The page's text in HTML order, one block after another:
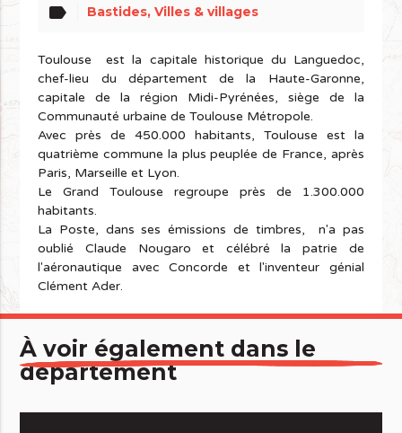
label Bastides, Villes & villages
Toulouse est la capitale historique du Languedoc,
chef-lieu du département de la Haute-Garonne,
capitale de la région Midi-Pyrénées, siège de la
Communauté urbaine de Toulouse Métropole.
Avec près de 450.000 habitants, Toulouse est la
quatrième commune la plus peuplée de France, après
Paris, Marseille et Lyon.
Le Grand Toulouse regroupe près de 1.300.000
habitants.
La Poste, dans ses émissions de timbres, n'a pas
oublié Claude Nougaro et célébré la patrie de
l'aéronautique avec Concorde et l'inventeur génial
Clément Ader.
À voir également dans le
département